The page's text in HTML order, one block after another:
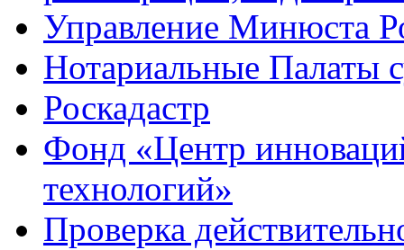
Управление Минюста
Нотариальные Палаты
Роскадастр
Фонд «Центр
технологий»
Проверка